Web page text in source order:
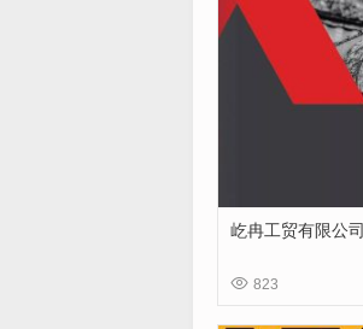
屹冉工贸有限公司
 823